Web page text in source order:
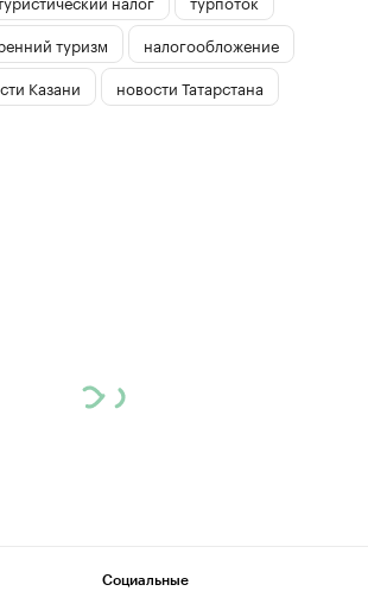
туризм
налогообложение
Казани
новости Татарстана
Социальные